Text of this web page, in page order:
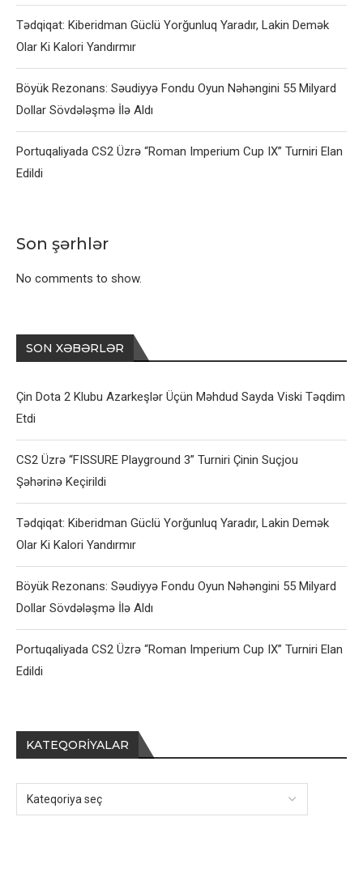
Tədqiqat: Kiberidman Güclü Yorğunluq Yaradır, Lakin Demək
Olar Ki Kalori Yandırmır
Böyük Rezonans: Səudiyyə Fondu Oyun Nəhəngini 55 Milyard
Dollar Sövdələşmə İlə Aldı
Portuqaliyada CS2 Üzrə “Roman Imperium Cup IX” Turniri Elan
Edildi
Son şərhlər
No comments to show.
SON XƏBƏRLƏR
Çin Dota 2 Klubu Azarkeşlər Üçün Məhdud Sayda Viski Təqdim
Etdi
CS2 Üzrə “FISSURE Playground 3” Turniri Çinin Suçjou
Şəhərinə Keçirildi
Tədqiqat: Kiberidman Güclü Yorğunluq Yaradır, Lakin Demək
Olar Ki Kalori Yandırmır
Böyük Rezonans: Səudiyyə Fondu Oyun Nəhəngini 55 Milyard
Dollar Sövdələşmə İlə Aldı
Portuqaliyada CS2 Üzrə “Roman Imperium Cup IX” Turniri Elan
Edildi
KATEQORIYALAR